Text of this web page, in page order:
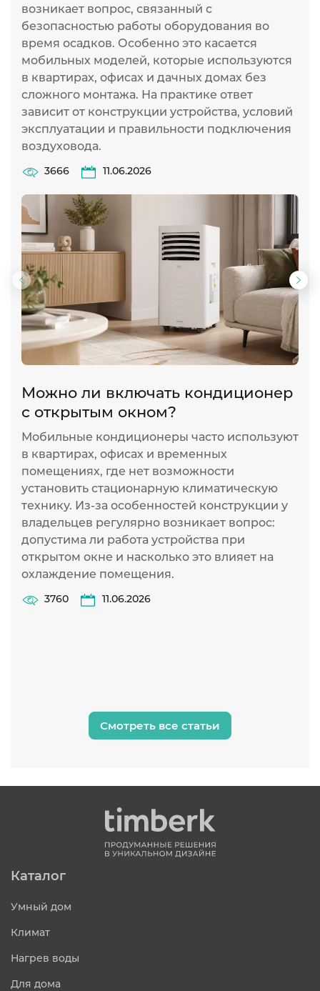
возникает вопрос, связанный с
безопасностью работы оборудования во
время осадков. Особенно это касается
мобильных моделей, которые используются
в квартирах, офисах и дачных домах без
сложного монтажа. На практике ответ
зависит от конструкции устройства, условий
эксплуатации и правильности подключения
воздуховода.
3666 11.06.2026
Предыдущий
слайд
Можно ли включать кондиционер
с открытым окном?
Мобильные кондиционеры часто используют
в квартирах, офисах и временных
помещениях, где нет возможности
установить стационарную климатическую
технику. Из-за особенностей конструкции у
владельцев регулярно возникает вопрос:
допустима ли работа устройства при
открытом окне и насколько это влияет на
охлаждение помещения.
3760 11.06.2026
Смотреть все статьи
Каталог
Умный дом
Климат
Нагрев воды
Для дома